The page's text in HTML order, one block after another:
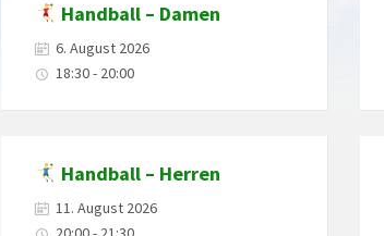
Handball – Damen
6. August 2026
18:30 - 20:00
Handball – Herren
11. August 2026